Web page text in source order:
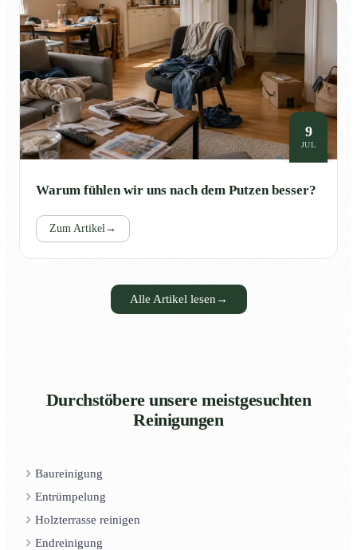
9
JUL
Warum fühlen wir uns nach dem Putzen besser?
Zum Artikel →
Alle Artikel lesen →
Durchstöbere unsere meistgesuchten
Reinigungen
Baureinigung
Entrümpelung
Holzterrasse reinigen
Endreinigung